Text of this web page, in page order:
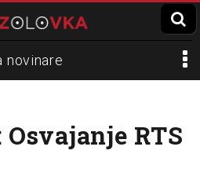
novinare
mediji
Ćuruvija
RTS